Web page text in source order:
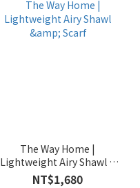
The Way Home |
Lightweight Airy Shawl &
Scarf
NT$1,680